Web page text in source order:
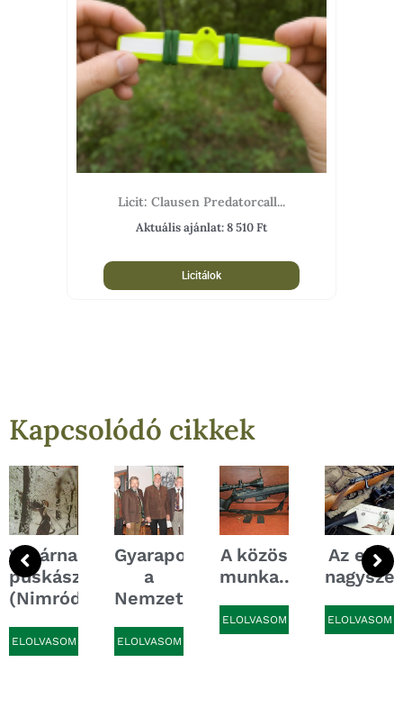
Licit: Clausen Predatorcall...
Aktuális ajánlat:8 510Ft
Licitálok
Kapcsolódó cikkek
Vasárnapi
puskászat
(Nimród,...
ELOLVASOM
Gyarapodik
a
Nemzetközi...
ELOLVASOM
A közös
munka...
ELOLVASOM
Az első
ELOLVASOM